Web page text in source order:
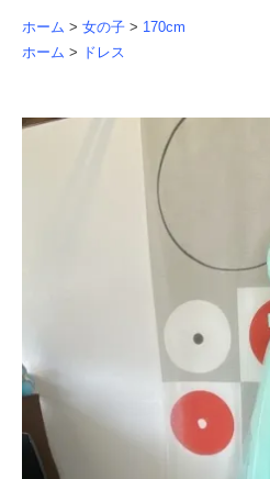
ホーム > 女の子 > 170cm
ホーム > ドレス